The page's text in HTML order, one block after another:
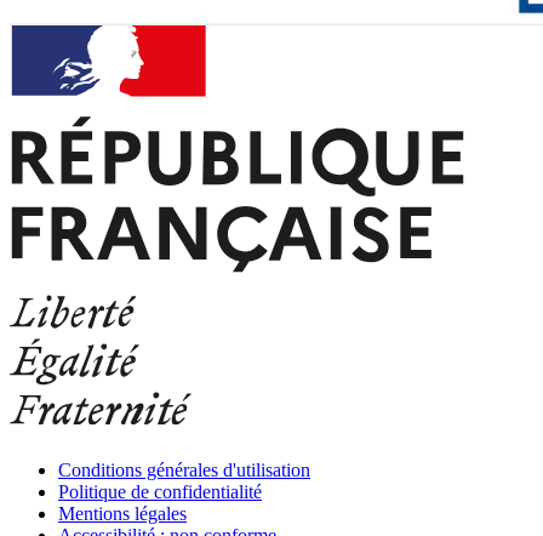
Conditions générales d'utilisation
Politique de confidentialité
Mentions légales